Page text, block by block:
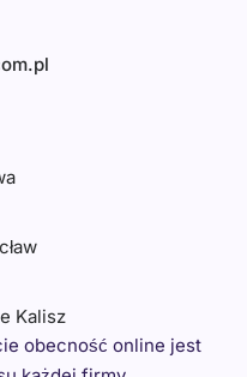
Kalisz
obecność online jest